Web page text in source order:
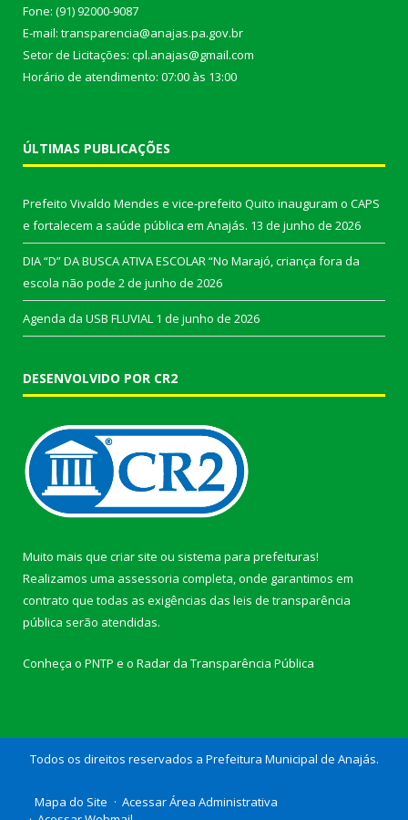
Fone: (91) 92000-9087
E-mail: transparencia@anajas.pa.gov.br
Setor de Licitações: cpl.anajas@gmail.com
Horário de atendimento: 07:00 às 13:00
ÚLTIMAS PUBLICAÇÕES
Prefeito Vivaldo Mendes e vice-prefeito Quito inauguram o CAPS
e fortalecem a saúde pública em Anajás. 13 de junho de 2026
DIA “D” DA BUSCA ATIVA ESCOLAR “No Marajó, criança fora da
escola não pode 2 de junho de 2026
Agenda da USB FLUVIAL 1 de junho de 2026
DESENVOLVIDO POR CR2
Muito mais que criar site ou sistema para prefeituras!
Realizamos uma assessoria completa, onde garantimos em
contrato que todas as exigências das leis de transparência
pública serão atendidas.
Conheça o PNTP e o Radar da Transparência Pública
Todos os direitos reservados a Prefeitura Municipal de Anajás.
Mapa do Site
Acessar Área Administrativa